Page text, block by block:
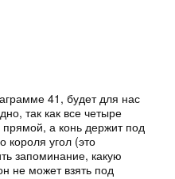
41 , будет для нас
так как все четыре
а конь держит под
короля угол (это
запоминание, какую
не может взять под